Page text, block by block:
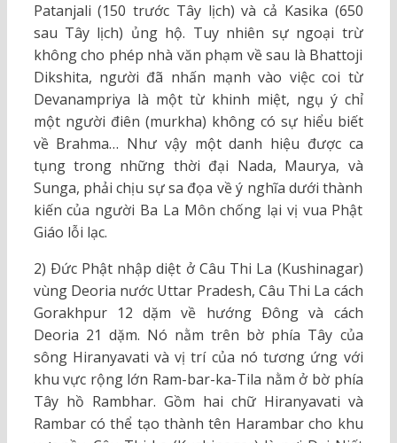
Patanjali (150 trước Tây lịch) và cả Kasika (650
sau Tây lịch) ủng hộ. Tuy nhiên sự ngoại trừ
không cho phép nhà văn phạm về sau là Bhattoji
Dikshita, người đã nhấn mạnh vào việc coi từ
Devanampriya là một từ khinh miệt, ngụ ý chỉ
một người điên (murkha) không có sự hiểu biết
về Brahma… Như vậy một danh hiệu được ca
tụng trong những thời đại Nada, Maurya, và
Sunga, phải chịu sự sa đọa về ý nghĩa dưới thành
kiến của người Ba La Môn chống lại vị vua Phật
Giáo lỗi lạc.
2) Ðức Phật nhập diệt ở Câu Thi La (Kushinagar)
vùng Deoria nước Uttar Pradesh, Câu Thi La cách
Gorakhpur 12 dặm về hướng Ðông và cách
Deoria 21 dặm. Nó nằm trên bờ phía Tây của
sông Hiranyavati và vị trí của nó tương ứng với
khu vực rộng lớn Ram-bar-ka-Tila nằm ở bờ phía
Tây hồ Rambhar. Gồm hai chữ Hiranyavati và
Rambar có thể tạo thành tên Harambar cho khu